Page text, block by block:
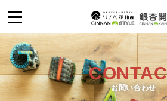
WHAT’S ギンナンス
お問い合わせ